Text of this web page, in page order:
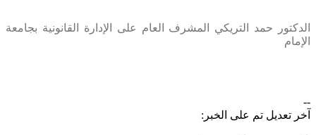
الدكتور حمد التريكي المشرف العام على الإدارة القانونية بجامعة
الإمام
--
آخر تعديل تم على الخبر: